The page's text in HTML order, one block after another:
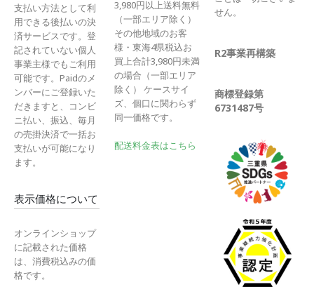
支払い方法として利
用できる後払いの決
済サービスです。登
記されていない個人
事業主様でもご利用
可能です。Paidのメ
ンバーにご登録いた
だきますと、コンビ
ニ払い、振込、毎月
の売掛決済で一括お
支払いが可能になり
ます。
表示価格について
オンラインショップ
に記載された価格
は、消費税込みの価
格です。
3,980円以上送料無料
（一部エリア除く）
その他地域のお客
様・東海4県税込お
買上合計3,980円未満
の場合（一部エリア
除く） ケースサイ
ズ、個口に関わらず
同一価格です。
配送料金表はこちら
せん。
R2事業再構築
商標登録第
6731487号